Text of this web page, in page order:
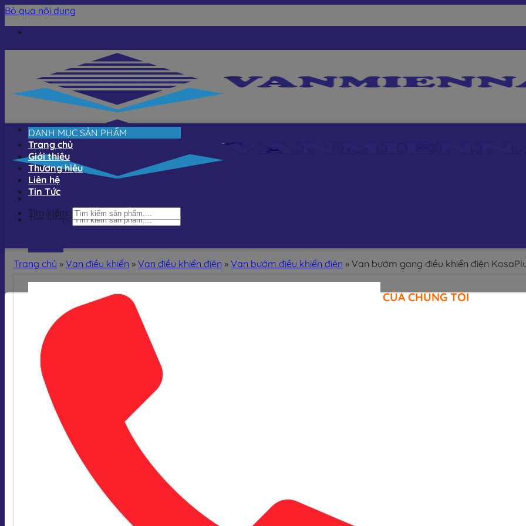
Bỏ qua nội dung
Tìm kiếm:
DANH MỤC SẢN PHẨM
Trang chủ
Giới thiệu
Thương hiệu
Liên hệ
Tin Tức
Tìm kiếm:
Trang chủ » Van điều khiển » Van điều khiển điện » Van bướm điều khiển điện » Van bướm gang điều khiển điện
CAM KẾT CỦA CHÚNG TÔI